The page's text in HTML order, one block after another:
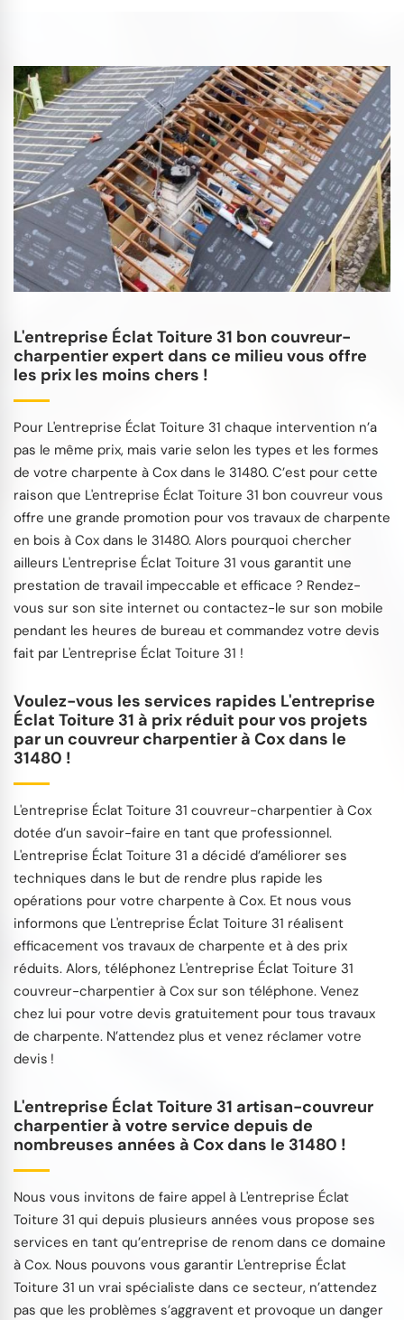
L'entreprise Éclat Toiture 31 bon couvreur-
charpentier expert dans ce milieu vous offre
les prix les moins chers !
Pour L'entreprise Éclat Toiture 31 chaque intervention n’a
pas le même prix, mais varie selon les types et les formes
de votre charpente à Cox dans le 31480. C’est pour cette
raison que L'entreprise Éclat Toiture 31 bon couvreur vous
offre une grande promotion pour vos travaux de charpente
en bois à Cox dans le 31480. Alors pourquoi chercher
ailleurs L'entreprise Éclat Toiture 31 vous garantit une
prestation de travail impeccable et efficace ? Rendez-
vous sur son site internet ou contactez-le sur son mobile
pendant les heures de bureau et commandez votre devis
fait par L'entreprise Éclat Toiture 31 !
Voulez-vous les services rapides L'entreprise
Éclat Toiture 31 à prix réduit pour vos projets
par un couvreur charpentier à Cox dans le
31480 !
L'entreprise Éclat Toiture 31 couvreur-charpentier à Cox
dotée d’un savoir-faire en tant que professionnel.
L'entreprise Éclat Toiture 31 a décidé d’améliorer ses
techniques dans le but de rendre plus rapide les
opérations pour votre charpente à Cox. Et nous vous
informons que L'entreprise Éclat Toiture 31 réalisent
efficacement vos travaux de charpente et à des prix
réduits. Alors, téléphonez L'entreprise Éclat Toiture 31
couvreur-charpentier à Cox sur son téléphone. Venez
chez lui pour votre devis gratuitement pour tous travaux
de charpente. N’attendez plus et venez réclamer votre
devis !
L'entreprise Éclat Toiture 31 artisan-couvreur
charpentier à votre service depuis de
nombreuses années à Cox dans le 31480 !
Nous vous invitons de faire appel à L'entreprise Éclat
Toiture 31 qui depuis plusieurs années vous propose ses
services en tant qu’entreprise de renom dans ce domaine
à Cox. Nous pouvons vous garantir L'entreprise Éclat
Toiture 31 un vrai spécialiste dans ce secteur, n’attendez
pas que les problèmes s’aggravent et provoque un danger